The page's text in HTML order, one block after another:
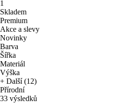
1
Skladem
Premium
Akce a slevy
Novinky
Barva
Šířka
Materiál
Výška
+ Další (12)
Přírodní
33 výsledků